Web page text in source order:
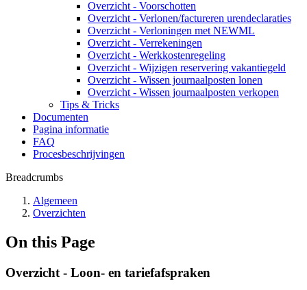
Overzicht - Voorschotten
Overzicht - Verlonen/factureren urendeclaraties
Overzicht - Verloningen met NEWML
Overzicht - Verrekeningen
Overzicht - Werkkostenregeling
Overzicht - Wijzigen reservering vakantiegeld
Overzicht - Wissen journaalposten lonen
Overzicht - Wissen journaalposten verkopen
Tips & Tricks
Documenten
Pagina informatie
FAQ
Procesbeschrijvingen
Breadcrumbs
Algemeen
Overzichten
On this Page
Overzicht - Loon- en tariefafspraken